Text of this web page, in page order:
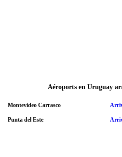
Aéroports en Uruguay
Montevideo Carrasco
Punta del Este